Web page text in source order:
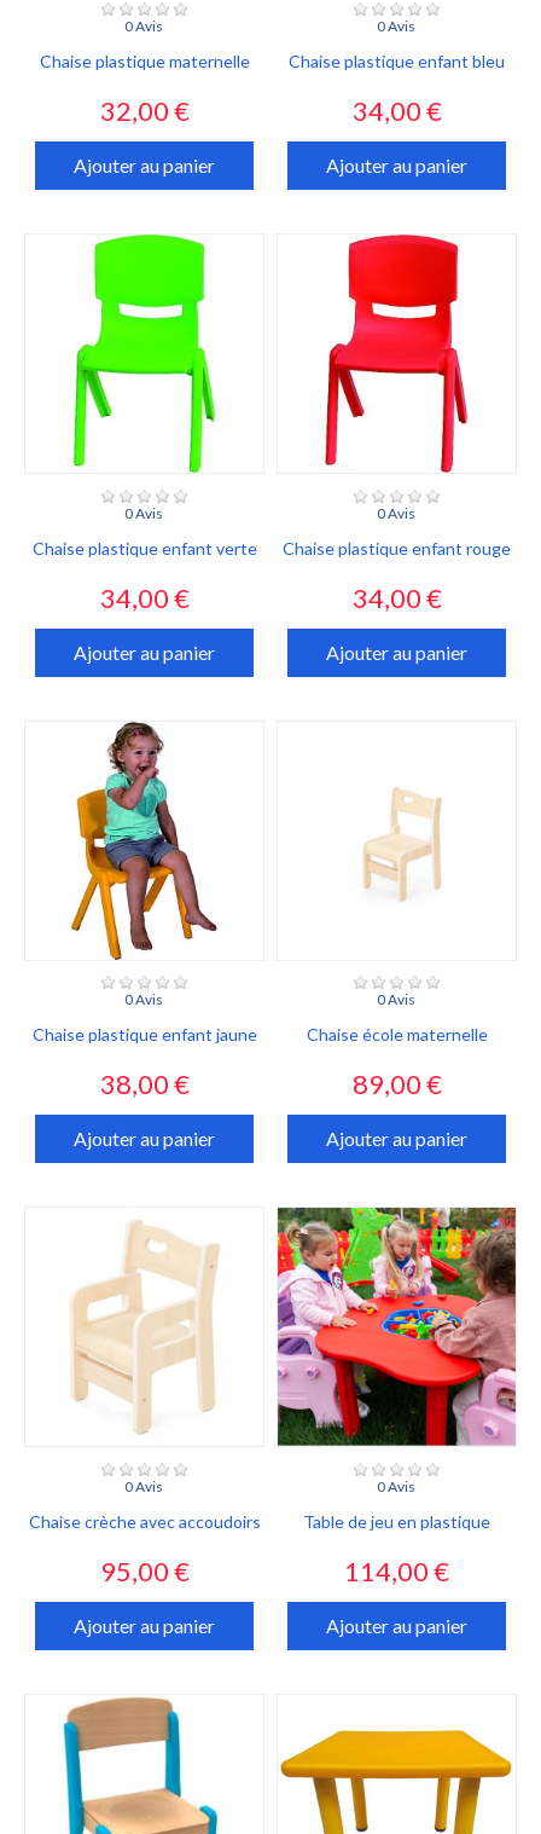
0 Avis
Chaise plastique maternelle
Prix
32,00 €
Ajouter au panier
0 Avis
Chaise plastique enfant bleu
Prix
34,00 €
Ajouter au panier
0 Avis
Chaise plastique enfant verte
Prix
34,00 €
Ajouter au panier
0 Avis
Chaise plastique enfant rouge
Prix
34,00 €
Ajouter au panier
0 Avis
Chaise plastique enfant jaune
Prix
38,00 €
Ajouter au panier
0 Avis
Chaise école maternelle
Prix
89,00 €
Ajouter au panier
0 Avis
Chaise crèche avec accoudoirs
Prix
95,00 €
Ajouter au panier
0 Avis
Table de jeu en plastique
Prix
114,00 €
Ajouter au panier